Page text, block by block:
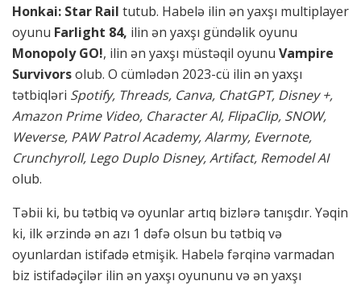
Honkai: Star Rail tutub. Habelə ilin ən yaxşı multiplayer
oyunu Farlight 84, ilin ən yaxşı gündəlik oyunu
Monopoly GO!, ilin ən yaxşı müstəqil oyunu Vampire
Survivorsolub. O cümlədən 2023-cü ilin ən yaxşı
tətbiqləri Spotify, Threads, Canva, ChatGPT, Disney +,
Amazon Prime Video, Character AI, FlipaClip, SNOW,
Weverse, PAW Patrol Academy, Alarmy, Evernote,
Crunchyroll, Lego Duplo Disney, Artifact, Remodel AI
olub.
Təbii ki, bu tətbiq və oyunlar artıq bizlərə tanışdır. Yəqin
ki, ilk ərzində ən azı 1 dəfə olsun bu tətbiq və
oyunlardan istifadə etmişik. Habelə fərqinə varmadan
biz istifadəçilər ilin ən yaxşı oyununu və ən yaxşı